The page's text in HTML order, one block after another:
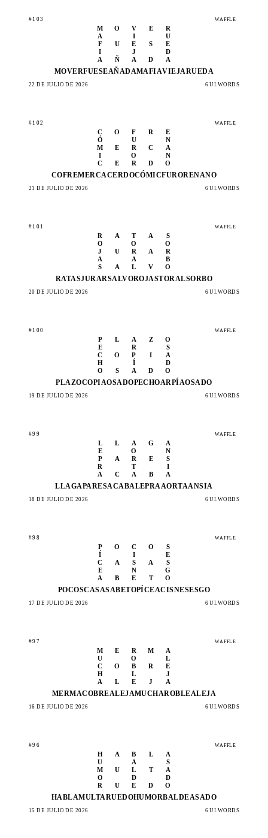
#103 WAFFLE
M O V E
R
A
I
U
F
U E S
E
I
J
D
A
Ñ A D A
MOVERFUESEAÑADAMAFIAVIEJARUEDA
22 DE JULIO DE 2026 6 UI.WORDS
#102 WAFFLE
C O F R
E
Ó
U
N
M
E R C
A
I
O
N
C
E R D O
COFREMERCACERDOCÓMICFURORENANO
21 DE JULIO DE 2026 6 UI.WORDS
#101 WAFFLE
R A T A
S
O
O
O
J
U R A
R
A
A
B
S
A L V O
RATASJURARSALVOROJASTORALSORBO
20 DE JULIO DE 2026 6 UI.WORDS
#100 WAFFLE
P L A Z
O
E
R
S
C
O P I
A
H
Í
D
O
S A D O
PLAZOCOPIAOSADOPECHOARPÍAOSADO
19 DE JULIO DE 2026 6 UI.WORDS
#99 WAFFLE
L L A G
A
E
O
N
P
A R E
S
R
T
I
A
C A B A
LLAGAPARESACABALEPRAAORTAANSIA
18 DE JULIO DE 2026 6 UI.WORDS
#98 WAFFLE
P O C O
S
Í
I
E
C
A S A
S
E
N
G
A
B E T O
POCOSCASASABETOPÍCEACISNESESGO
17 DE JULIO DE 2026 6 UI.WORDS
#97 WAFFLE
M E R M
A
U
O
L
C
O B R
E
H
L
J
A
L E J A
MERMACOBREALEJAMUCHAROBLEALEJA
16 DE JULIO DE 2026 6 UI.WORDS
#96 WAFFLE
H A B L
A
U
A
S
M
U L T
A
O
D
D
R
U E D O
HABLAMULTARUEDOHUMORBALDEASADO
15 DE JULIO DE 2026 6 UI.WORDS